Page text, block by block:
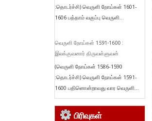
:தொடர்ச்சி) வெருளி நோய்கள் 1601-
1606 பத்தாம் வகுப்பு வெருளி...
வெருளி நோய்கள் 1591-1600 :
இலக்குவனார் திருவள்ளுவன்
(வெருளி நோய்கள் 1586-1590
:தொடர்ச்சி) வெருளி நோய்கள் 1591-
1600 பதினொன்றாவது வார வெருளி...
பிரிவுகள்